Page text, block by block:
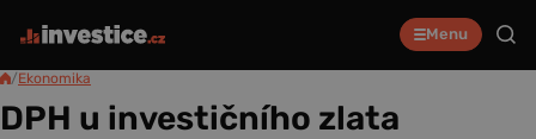
Menu
/Ekonomika
DPH u investičního zlata